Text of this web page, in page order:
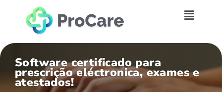
Software certificado para
prescrição eléctronica, exames e
atestados!